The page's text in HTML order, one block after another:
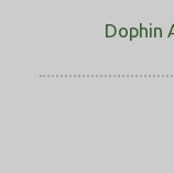
Dophin